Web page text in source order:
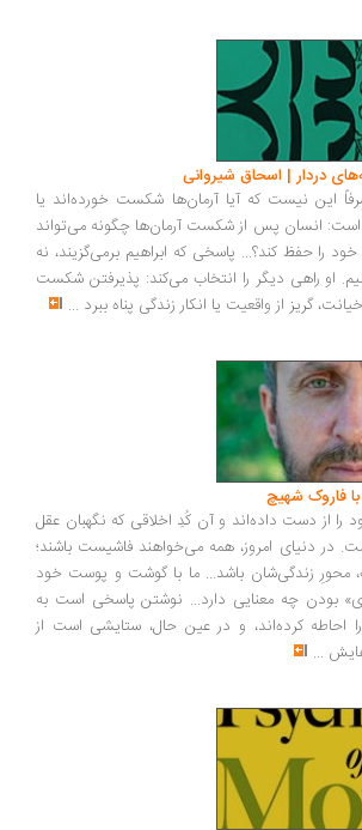
| اسحاق شیروانی
که آیا آرمان‌ها شکست خورده‌اند یا
پس از شکست آرمان‌ها چگونه می‌تواند
کند؟... پاسخی که ابراهیم برمی‌گزیند، نه
دیگر را انتخاب می‌کند: پذیرفتن شکست
از واقعیت یا انکار زندگی پناه ببرد...
شهیچ‭
داده‌اند و آن کُدِ اخلاقی که نگهبان عقل
امروز، همه می‌خواهند فاشیست باشند؛
باشد... ما با گوشت و پوست خود
چه معنایی دارد... نوشتن پاسخی است به
کرده‌اند، و در عین حال، ستایشی است از